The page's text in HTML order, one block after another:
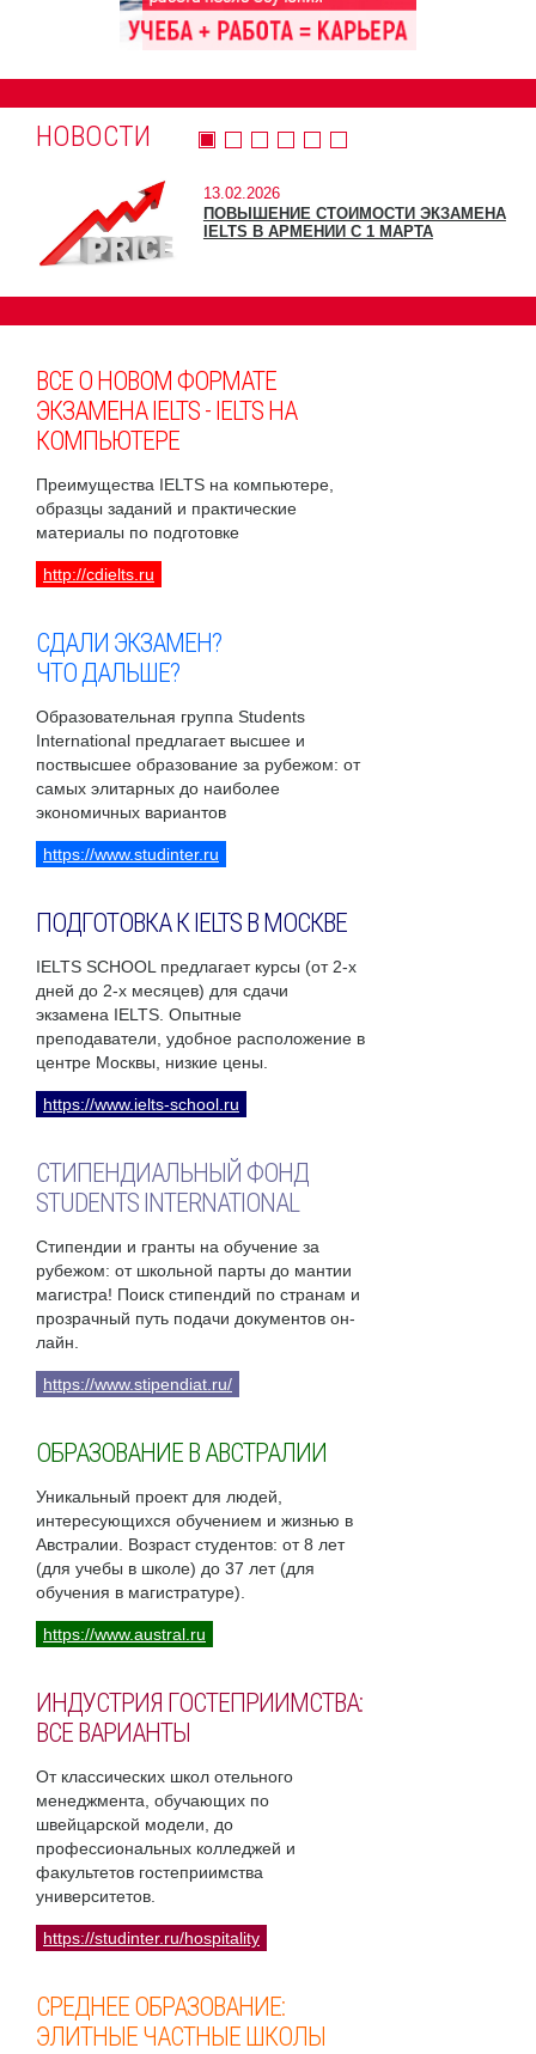
НОВОСТИ
13.02.2026
ПОВЫШЕНИЕ СТОИМОСТИ ЭКЗАМЕНА
IELTS В АРМЕНИИ С 1 МАРТА
ВСЕ О НОВОМ ФОРМАТЕ
ЭКЗАМЕНА IELTS - IELTS НА
КОМПЬЮТЕРЕ
Преимущества IELTS на компьютере,
образцы заданий и практические
материалы по подготовке
http://cdielts.ru
СДАЛИ ЭКЗАМЕН?
ЧТО ДАЛЬШЕ?
Образовательная группа Students
International предлагает высшее и
поствысшее образование за рубежом: от
самых элитарных до наиболее
экономичных вариантов
https://www.studinter.ru
ПОДГОТОВКА К IELTS В МОСКВЕ
IELTS SCHOOL предлагает курсы (от 2-х
дней до 2-х месяцев) для сдачи
экзамена IELTS. Опытные
преподаватели, удобное расположение в
центре Москвы, низкие цены.
https://www.ielts-school.ru
СТИПЕНДИАЛЬНЫЙ ФОНД
STUDENTS INTERNATIONAL
Стипендии и гранты на обучение за
рубежом: от школьной парты до мантии
магистра! Поиск стипендий по странам и
прозрачный путь подачи документов он-
лайн.
https://www.stipendiat.ru/
ОБРАЗОВАНИЕ В АВСТРАЛИИ
Уникальный проект для людей,
интересующихся обучением и жизнью в
Австралии. Возраст студентов: от 8 лет
(для учебы в школе) до 37 лет (для
обучения в магистратуре).
https://www.austral.ru
ИНДУСТРИЯ ГОСТЕПРИИМСТВА:
ВСЕ ВАРИАНТЫ
От классических школ отельного
менеджмента, обучающих по
швейцарской модели, до
профессиональных колледжей и
факультетов гостеприимства
университетов.
https://studinter.ru/hospitality
СРЕДНЕЕ ОБРАЗОВАНИЕ:
ЭЛИТНЫЕ ЧАСТНЫЕ ШКОЛЫ